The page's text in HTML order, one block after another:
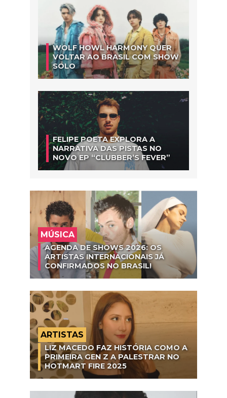
WOLF HOWL HARMONY QUER
VOLTAR AO BRASIL COM SHOW
SOLO
FELIPE POETA EXPLORA A
NARRATIVA DAS PISTAS NO
NOVO EP “CLUBBER’S FEVER”
MÚSICA
AGENDA DE SHOWS 2026: OS
ARTISTAS INTERNACIONAIS JÁ
CONFIRMADOS NO BRASIL!
ARTISTAS
LIZ MACEDO FAZ HISTÓRIA COMO A
PRIMEIRA GEN Z A PALESTRAR NO
HOTMART FIRE 2025